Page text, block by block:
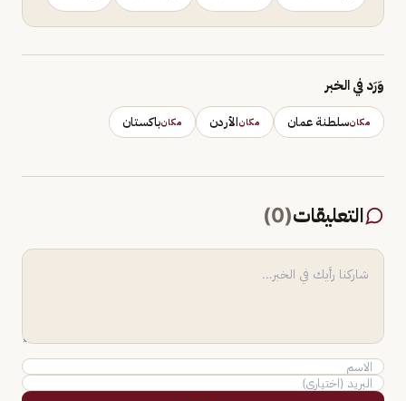
وَرَد في الخبر
مكانسلطنة عمان مكانالأردن مكانباكستان
التعليقات(
0
)